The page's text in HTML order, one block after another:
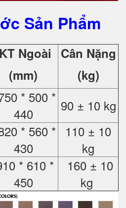
Sản Phẩm
KT Ngoài
(mm)
Cân Nặng
(kg)
* 500 *
440
90 ± 10 kg
* 560 *
430
110 ± 10
kg
* 610 *
450
160 ± 10
kg